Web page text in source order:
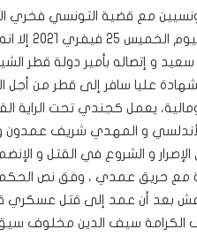
مع قضية التونسي
عقوبة
و إتصاله بأمير دولة قطر
شهادة عليا سافر إلى قطر من
يعمل كجندي تحت الراية
و المهدي شريف عمدون
و الشروع في القتل و
مع حريق عمدي ، وفق نص
الكرامة سيف الدين مخلوف